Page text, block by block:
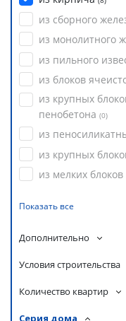
из сборного
из монолитного
из пильного
из блоков
из крупных
пенобетона (0)
из
из крупных
из мелких
Показать все
Дополнительно
Условия строительства
Количество квартир
Серия дома